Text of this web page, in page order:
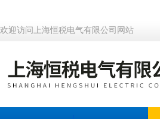
欢迎访问上海恒税电气有限公司网站